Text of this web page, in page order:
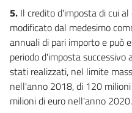
5. Il credito d'imposta di cui
modificato dal medesimo
annuali di pari importo e può
periodo d'imposta
stati realizzati, nel limite
nell'anno 2018, di 120
milioni di euro nell'anno 2020.